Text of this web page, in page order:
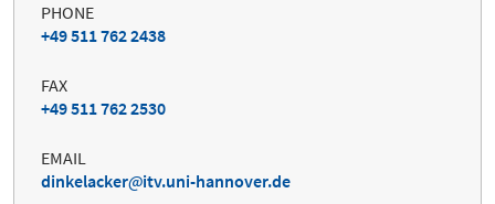
PHONE
+49 511 762 2438
FAX
+49 511 762 2530
EMAIL
dinkelacker
itv.uni-hannover.de